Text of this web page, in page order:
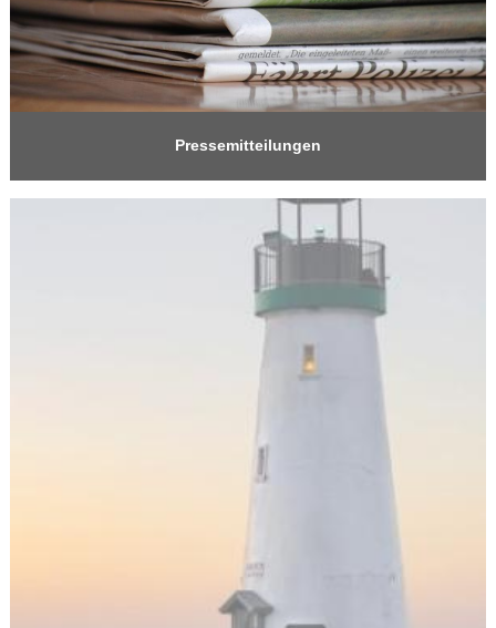
Pressemitteilungen